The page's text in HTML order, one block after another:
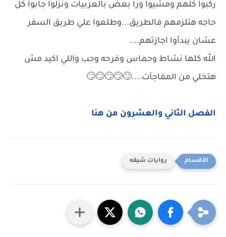
ركبوا كلهم ومشيوا ورا بعض بالعربيات ونزلوا جابوا كل
حاجه هتلزمهم فالطريق...وطلعوا علي طريق السفر
عشان يبدأوا اجازتهم....
الله كلها نشاط وحماس وفرحه وحب واللي اكيد مش
هتخلي من المفاجآت....🙄🙄🙄🙄🙄
الفصل الثاني والعشرون من هنا
روايات شيقه